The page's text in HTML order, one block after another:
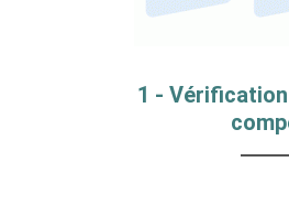
1 -